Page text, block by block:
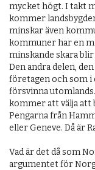
mycket högt. I takt
kommer
minskar även
kommuner har en
minskande skara
Den andra delen,
företagen och som i
försvinna
kommer att välja att
Pengarna från
eller Geneve. Då är
Vad är det då som
argumentet för